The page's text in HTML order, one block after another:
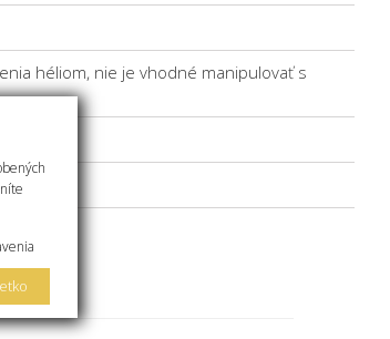
héliom, nie je vhodné manipulovať s